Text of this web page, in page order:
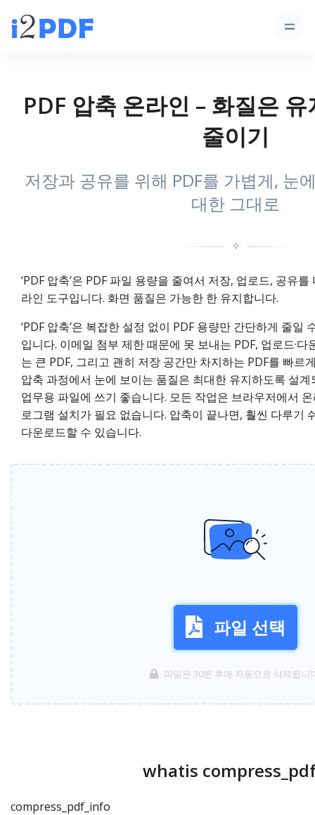
PDF 압축 온라인 – 화질은
줄이기
저장과 공유를 위해 PDF를 가볍게, 눈
대한 그대로
✧
‘PDF 압축’은 PDF 파일 용량을 줄여서 저장, 업로드, 공유
라인 도구입니다. 화면 품질은 가능한 한 유지합니다.
‘PDF 압축’은 복잡한 설정 없이 PDF 용량만 간단하게 줄일
입니다. 이메일 첨부 제한 때문에 못 보내는 PDF, 업로드·
는 큰 PDF, 그리고 괜히 저장 공간만 차지하는 PDF를 빠르
압축 과정에서 눈에 보이는 품질은 최대한 유지하도록 설
업무용 파일에 쓰기 좋습니다. 모든 작업은 브라우저에서
로그램 설치가 필요 없습니다. 압축이 끝나면, 훨씬 다루기
다운로드할 수 있습니다.
파일 선택
파일은 30분 후에 자동으로 삭제됩니
whatis
compress_pdf_info